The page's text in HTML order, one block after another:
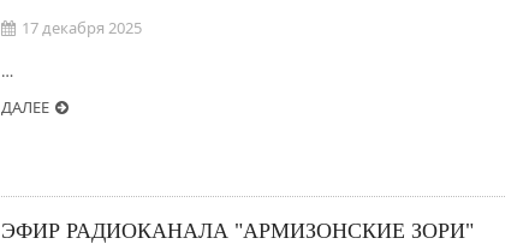
17 декабря 2025
…
ДАЛЕЕ
ЭФИР РАДИОКАНАЛА "АРМИЗОНСКИЕ ЗОРИ"